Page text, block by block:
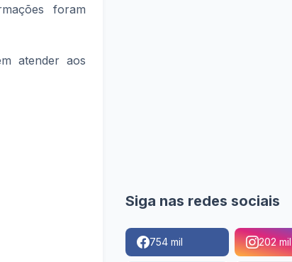
foram
atender aos
Siga nas redes sociais
754 mil 202 mil